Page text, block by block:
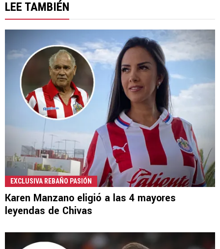
LEE TAMBIÉN
EXCLUSIVA REBAÑO PASIÓN
Karen Manzano eligió a las 4 mayores
leyendas de Chivas